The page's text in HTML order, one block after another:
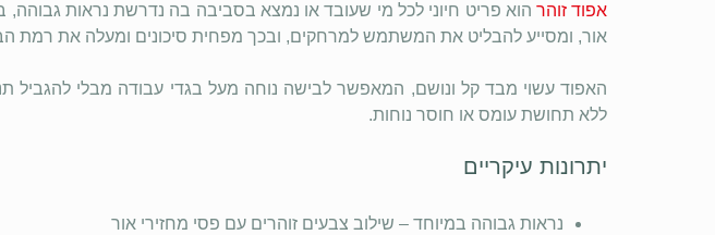
אפוד זוהרהוא פריט חיוני לכל מי שעובד או נמצא בסביבה בה נדרשת נראות
אור, ומסייע להבליט את המשתמש למרחקים, ובכך מפחית סיכונים ומעלה את רמת
האפוד עשוי מבד קל ונושם, המאפשר לבישה נוחה מעל בגדי עבודה מבלי להגביל
ללא תחושת עומס או חוסר נוחות.
יתרונות עיקריים
נראות גבוהה במיוחד – שילוב צבעים זוהרים עם פסי מחזירי אור